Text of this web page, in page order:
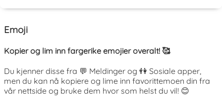
Emoji
Kopier og lim inn fargerike emojier overalt! 🥰
Du kjenner disse fra 💬 Meldinger og 👫 Sosiale apper,
men du kan nå kopiere og lime inn favorittemoen din fra
vår nettside og bruke dem hvor som helst du vil! 😊